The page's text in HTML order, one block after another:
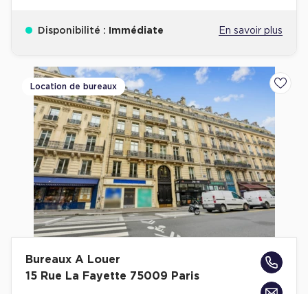
Disponibilité : Immédiate En savoir plus
Location de bureaux
Bureaux A Louer
15 Rue La Fayette 75009 Paris